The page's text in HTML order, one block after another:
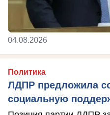
04.08.2026
Политика
ЛДПР предложила
социальную